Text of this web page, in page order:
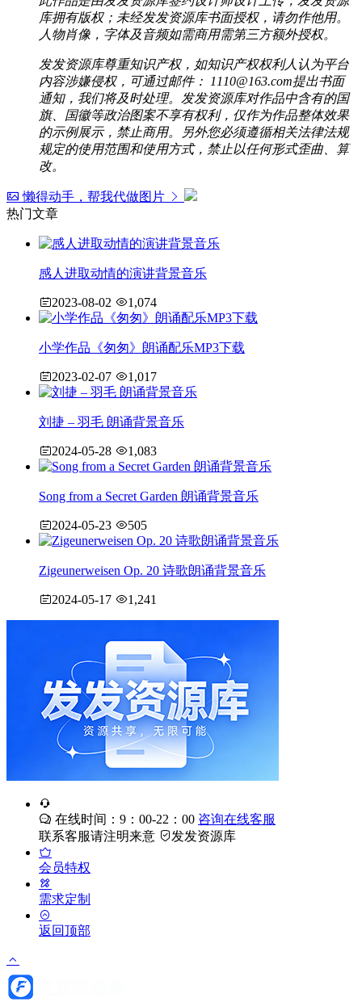
库拥有版权；未经发发资源库书面授权，请勿作他用。
人物肖像，字体及音频如需商用需第三方额外授权。
发发资源库尊重知识产权，如知识产权权利人认为平台
内容涉嫌侵权，可通过邮件： 1110@163.com提出书面
通知，我们将及时处理。发发资源库对作品中含有的国
旗、国徽等政治图案不享有权利，仅作为作品整体效果
的示例展示，禁止商用。另外您必须遵循相关法律法规
规定的使用范围和使用方式，禁止以任何形式歪曲、算
改。
懒得动手，帮我代做图片
热门文章
感人进取动情的演讲背景音乐
2023-08-02 1,074
小学作品《匆匆》朗诵配乐MP3下载
2023-02-07 1,017
刘捷 – 羽毛 朗诵背景音乐
2024-05-28 1,083
Song from a Secret Garden 朗诵背景音乐
2024-05-23 505
Zigeunerweisen Op. 20 诗歌朗诵背景音乐
2024-05-17 1,241
在线时间：9：00-22：00 咨询在线客服
联系客服请注明来意
发发资源库
会员特权
需求定制
返回顶部